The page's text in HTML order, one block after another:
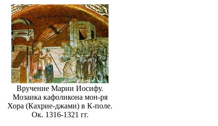
Вручение Марии Иосифу.
Мозаика кафоликона мон-ря
Хора (Кахрие-джами) в К-поле.
Ок. 1316-1321 гг.